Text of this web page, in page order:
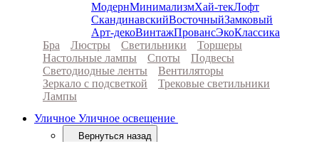
МодернМинимализмХай-текЛофт
СкандинавскийВосточныйЗамковый
Арт-декоВинтажПровансЭкоКлассика
Бра
Люстры Светильники
Торшеры
Настольные лампы
Споты
Подвесы
Светодиодные ленты
Вентиляторы
Зеркало с подсветкой
Трековые светильники
Лампы
Уличное Уличное освещение
Вернуться назад